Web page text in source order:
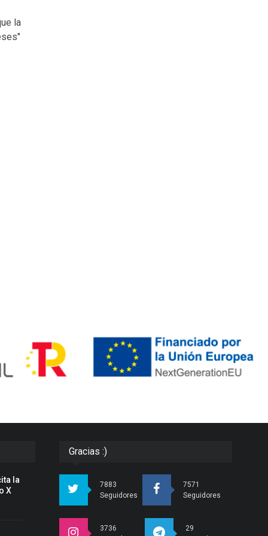
la
la
X
Gracias :)
7883
Seguidores
7571
Seguidores
3736
29